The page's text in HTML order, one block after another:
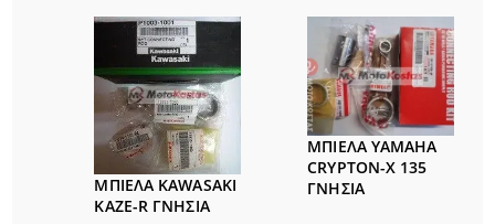
ΜΠΙΕΛΑ KAWASAKI
KAZE-R ΓΝΗΣΙΑ
ΜΠΙΕΛΑ YAMAHA
CRYPTON-X 135
ΓΝΗΣΙΑ